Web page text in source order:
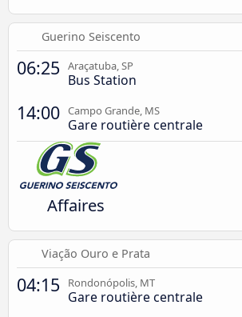
Guerino Seiscento
06:25 Araçatuba, SP
Bus Station
14:00 Campo Grande, MS
Gare routière centrale
Affaires
Viação Ouro e Prata
04:15 Rondonópolis, MT
Gare routière centrale